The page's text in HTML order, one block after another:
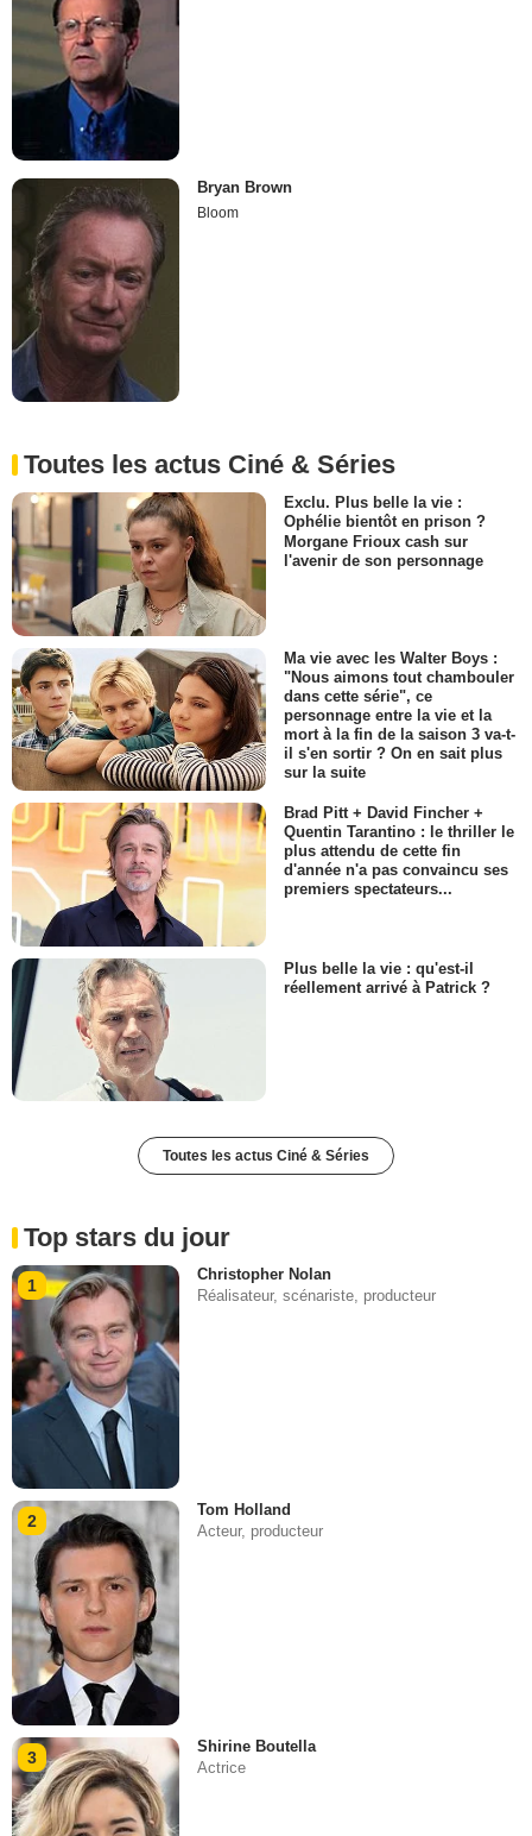
Bryan Brown
Bloom
Toutes les actus Ciné & Séries
Exclu. Plus belle la vie :
Ophélie bientôt en prison ?
Morgane Frioux cash sur
l'avenir de son personnage
Ma vie avec les Walter Boys :
"Nous aimons tout chambouler
dans cette série", ce
personnage entre la vie et la
mort à la fin de la saison 3 va-t-
il s'en sortir ? On en sait plus
sur la suite
Brad Pitt + David Fincher +
Quentin Tarantino : le thriller le
plus attendu de cette fin
d'année n'a pas convaincu ses
premiers spectateurs...
Plus belle la vie : qu'est-il
réellement arrivé à Patrick ?
Toutes les actus Ciné & Séries
Top stars du jour
1
Christopher Nolan
Réalisateur, scénariste, producteur
2
Tom Holland
Acteur, producteur
3
Shirine Boutella
Actrice